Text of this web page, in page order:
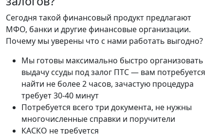
Сегодня такой финансовый продукт предлагают
МФО, банки и другие финансовые организации.
Почему мы уверены что с нами работать выгодно?
Мы готовы максимально быстро организовать
выдачу ссуды под залог ПТС — вам потребуется
найти не более 2 часов, зачастую процедура
требует 30-40 минут
Потребуется всего три документа, не нужны
многочисленные справки и поручители
КАСКО не требуется